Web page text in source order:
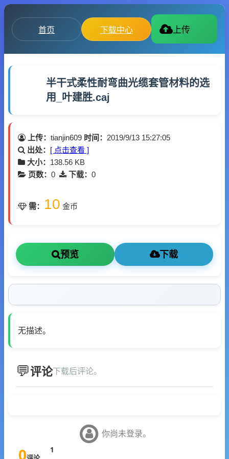
首页 下载中心 上传
半干式柔性耐弯曲光缆套管材料的选
用_叶建胜.caj
上传： tianjin609 时间： 2019/9/13 15:27:05
出处： [ 点击查看 ]
大小： 138.56 KB
页数： 0 下载： 0
需： 10 金币
预览 下载
无描述。
评论下载后评论。
你尚未登录。
0 1